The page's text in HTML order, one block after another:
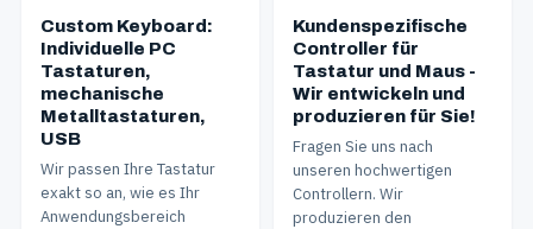
Custom Keyboard:
Individuelle PC
Tastaturen,
mechanische
Metalltastaturen,
USB
Wir passen Ihre Tastatur
exakt so an, wie es Ihr
Anwendungsbereich
Kundenspezifische
Controller für
Tastatur und Maus -
Wir entwickeln und
produzieren für Sie!
Fragen Sie uns nach
unseren hochwertigen
Controllern. Wir
produzieren den